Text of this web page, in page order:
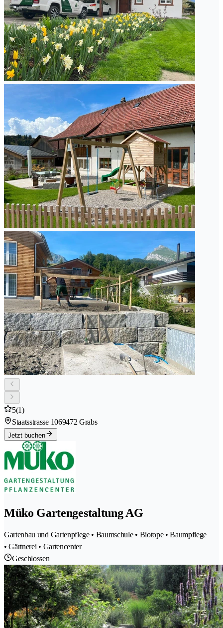
5(1)
Staatsstrasse 1069472 Grabs
Jetzt buchen
Müko Gartengestaltung AG
Gartenbau und Gartenpflege • Baumschule • Biotope • Baumpflege
• Gärtnerei • Gartencenter
Geschlossen